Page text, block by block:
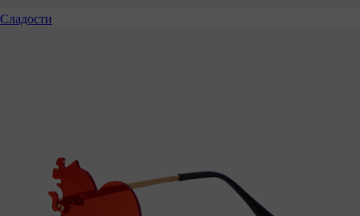
Сладости